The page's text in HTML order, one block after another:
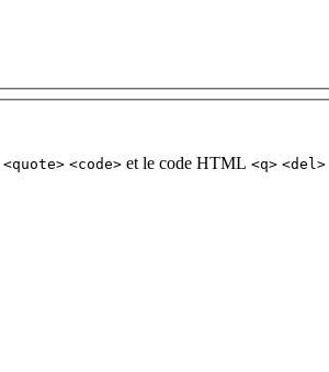
<quote> <code> et le code HTML <q> <del>